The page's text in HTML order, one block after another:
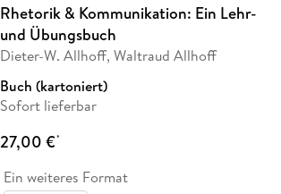
Rhetorik & Kommunikation: Ein Lehr-
und Übungsbuch
Dieter-W. Allhoff, Waltraud Allhoff
Buch (kartoniert)
Sofort lieferbar
27,00 €*
Ein weiteres Format